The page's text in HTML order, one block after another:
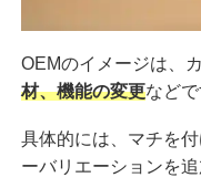
OEMのイメージは、
材、機能の変更などで
具体的には、マチを
ーバリエーションを追